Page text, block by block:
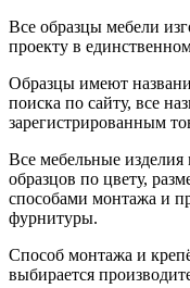
Все образцы мебели
проекту в
Образцы имеют
поиска по сайту, все
зарегистрированным
Все мебельные изделия
образцов по цвету,
способами монтажа и
фурнитуры.
Способ монтажа и
выбирается